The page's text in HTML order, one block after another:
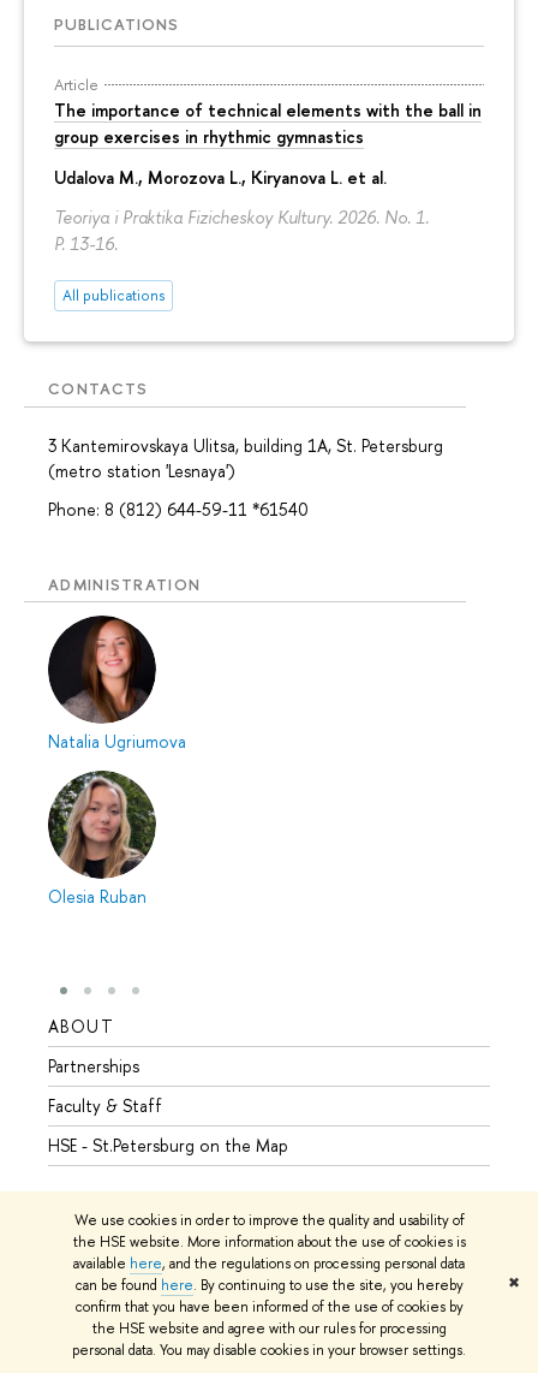
We use cookies in order to improve the quality and usability of
the HSE website. More information about the use of cookies is
available here, and the regulations on processing personal data
can be found here. By continuing to use the site, you hereby
confirm that you have been informed of the use of cookies by
the HSE website and agree with our rules for processing
personal data. You may disable cookies in your browser settings.
✖
PUBLICATIONS
Article
The importance of technical elements with the ball in
group exercises in rhythmic gymnastics
Udalova M., Morozova L., Kiryanova L. et al.
Teoriya i Praktika Fizicheskoy Kultury. 2026. No. 1.
P. 13-16.
All publications
CONTACTS
3 Kantemirovskaya Ulitsa, building 1A, St. Petersburg
(metro station 'Lesnaya')
Phone: 8 (812) 644-59-11 *61540
ADMINISTRATION
Natalia Ugriumova
Olesia Ruban
ABOUT
Partnerships
Faculty & Staff
HSE - St.Petersburg on the Map
© HSE University 1993–2026 Contacts Copyright
Privacy Policy